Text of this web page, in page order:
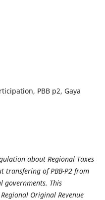
PBB p2, Gaya
about Regional Taxes
transfering of PBB-P2 from
governments. This
Original Revenue